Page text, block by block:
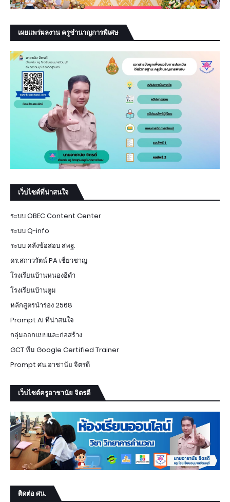
เผยแพร่ผลงาน ครูชำนาญการพิเศษ
เว็บไซต์ที่น่าสนใจ
ระบบ OBEC Content Center
ระบบ Q-info
ระบบ คลังข้อสอบ สพฐ.
ดร.สกาวรัตน์ PA เชี่ยวชาญ
โรงเรียนบ้านหนองอีดำ
โรงเรียนบ้านตูม
หลักสูตรนำร่อง 2568
Prompt AI ที่น่าสนใจ
กลุ่มออกแบบและก่อสร้าง
GCT ทีม Google Certified Trainer
Prompt ศน.อาชานัย จิตรดี
เว็บไซต์ครูอาชานัย จิตรดี
ติดต่อ ศน.